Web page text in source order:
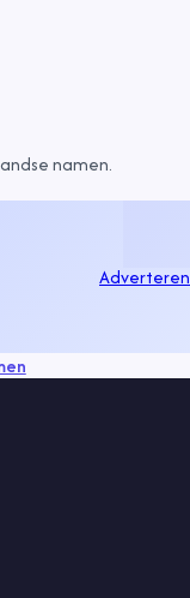
namen.
Adverteren